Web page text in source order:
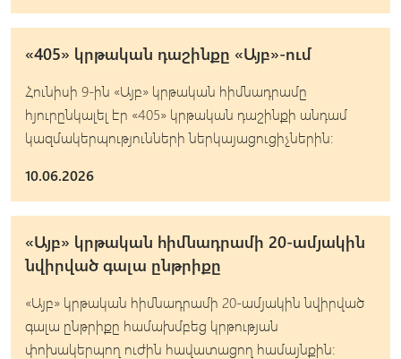
«405» կրթական դաշինքը «Այբ»-ում
Հունիսի 9-ին «Այբ» կրթական հիմնադրամը
հյուրընկալել էր «405» կրթական դաշինքի անդամ
կազմակերպությունների ներկայացուցիչներին։
10.06.2026
«Այբ» կրթական հիմնադրամի 20-ամյակին
նվիրված գալա ընթրիքը
«Այբ» կրթական հիմնադրամի 20-ամյակին նվիրված
գալա ընթրիքը համախմբեց կրթության
փոխակերպող ուժին հավատացող համայնքին։